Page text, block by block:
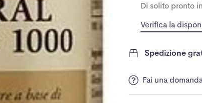
Di solito pronto
Verifica la
Spedizione
Fai una